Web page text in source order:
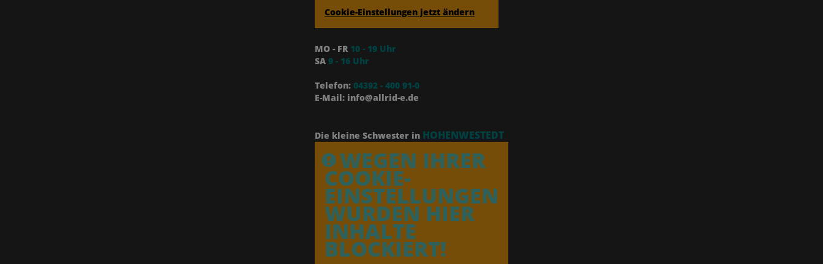
Cookie-Einstellungen jetzt ändern
MO - FR 10 - 19 Uhr
SA9 - 16 Uhr
Telefon: 04392 - 400 91-0
E-Mail: info@allrid-e.de
Die kleine Schwester in HOHENWESTEDT
WEGEN IHRER
COOKIE-
EINSTELLUNGEN
WURDEN HIER
INHALTE
BLOCKIERT!